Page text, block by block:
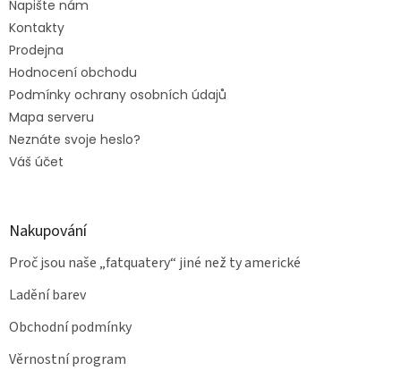
Napište nám
Kontakty
Prodejna
Hodnocení obchodu
Podmínky ochrany osobních údajů
Mapa serveru
Neznáte svoje heslo?
Váš účet
Nakupování
Proč jsou naše „fatquatery“ jiné než ty americké
Ladění barev
Obchodní podmínky
Věrnostní program